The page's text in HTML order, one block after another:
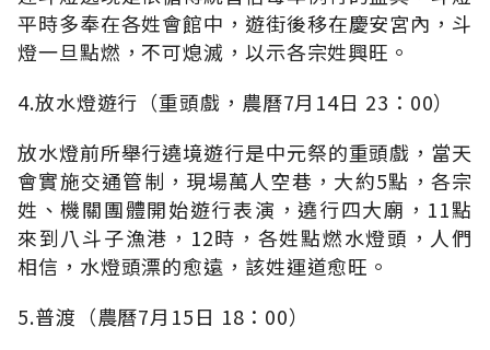
平時多奉在各姓會館中，遊街後移在慶安宮內，斗
燈一旦點燃，不可熄滅，以示各宗姓興旺。
4.放水燈遊行（重頭戲，農曆7月14日 23：00）
放水燈前所舉行遶境遊行是中元祭的重頭戲，當天
會實施交通管制，現場萬人空巷，大約5點，各宗
姓、機關團體開始遊行表演，遶行四大廟，11點
來到八斗子漁港，12時，各姓點燃水燈頭，人們
相信，水燈頭漂的愈遠，該姓運道愈旺。
5.普渡（農曆7月15日 18：00）